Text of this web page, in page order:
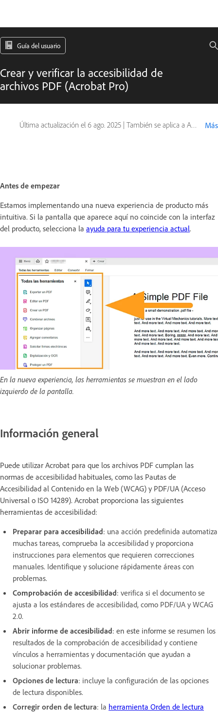
Guía del usuario
Crear y verificar la accesibilidad de
archivos PDF (Acrobat Pro)
Última actualización el 6 ago. 2025 | También se aplica a Adobe Acrobat 2017, Adobe Acrobat 2020 Más
Antes de empezar
Estamos implementando una nueva experiencia de producto más
intuitiva. Si la pantalla que aparece aquí no coincide con la interfaz
del producto, selecciona la ayuda para tu experiencia actual.
En la nueva experiencia, las herramientas se muestran en el lado
izquierdo de la pantalla.
Información general
Puede utilizar Acrobat para que los archivos PDF cumplan las
normas de accesibilidad habituales, como las Pautas de
Accesibilidad al Contenido en la Web (WCAG) y PDF/UA (Acceso
Universal o ISO 14289). Acrobat proporciona las siguientes
herramientas de accesibilidad:
Preparar para accesibilidad: una acción predefinida automatiza
muchas tareas, comprueba la accesibilidad y proporciona
instrucciones para elementos que requieren correcciones
manuales. Identifique y solucione rápidamente áreas con
problemas.
Comprobación de accesibilidad: verifica si el documento se
ajusta a los estándares de accesibilidad, como PDF/UA y WCAG
2.0.
Abrir informe de accesibilidad: en este informe se resumen los
resultados de la comprobación de accesibilidad y contiene
vínculos a herramientas y documentación que ayudan a
solucionar problemas.
Opciones de lectura: incluye la configuración de las opciones
de lectura disponibles.
Corregir orden de lectura: la herramienta Orden de lectura